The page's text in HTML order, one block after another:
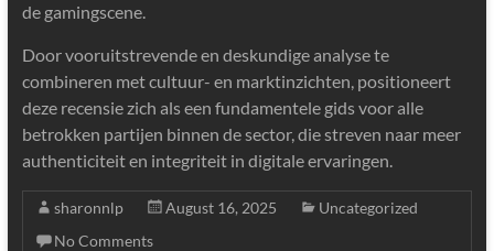
de gamingscene.
Door vooruitstrevende en deskundige analyse te
combineren met cultuur- en marktinzichten, positioneert
deze recensie zich als een fundamentele gids voor alle
betrokken partijen binnen de sector, die streven naar meer
authenticiteit en integriteit in digitale ervaringen.
sharonnlp August 16, 2025
Uncategorized
No Comments